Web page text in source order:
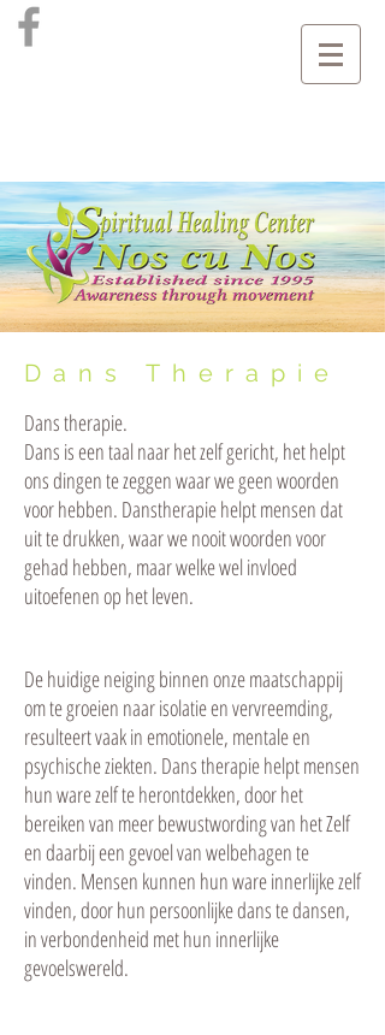
Dans Therapie
Dans therapie.
Dans is een taal naar het zelf gericht, het helpt
ons dingen te zeggen waar we geen woorden
voor hebben. Danstherapie helpt mensen dat
uit te drukken, waar we nooit woorden voor
gehad hebben, maar welke wel invloed
uitoefenen op het leven.
De huidige neiging binnen onze maatschappij
om te groeien naar isolatie en vervreemding,
resulteert vaak in emotionele, mentale en
psychische ziekten. Dans therapie helpt mensen
hun ware zelf te herontdekken, door het
bereiken van meer bewustwording van het Zelf
en daarbij een gevoel van welbehagen te
vinden. Mensen kunnen hun ware innerlijke zelf
vinden, door hun persoonlijke dans te dansen,
in verbondenheid met hun innerlijke
gevoelswereld.